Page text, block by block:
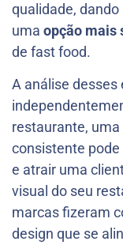
qualidade,
uma opção mais
de fast food.
A análise desses
restaurante,
consistente
e atrair uma
visual do seu
marcas fizeram
design que se